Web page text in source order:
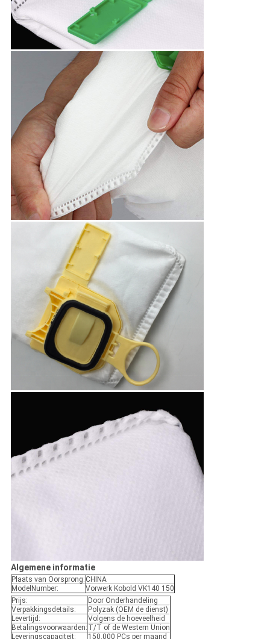
Algemene informatie
Plaats van Oorsprong: CHINA
ModelNumber:
Vorwerk Kobold VK140 150
Prijs:
Door Onderhandeling
Verpakkingsdetails:
Polyzak (OEM de dienst)
Levertijd:
Volgens de hoeveelheid
Betalingsvoorwaarden: T/T of de Western Union
Leveringscapaciteit:
150.000 PCs per maand